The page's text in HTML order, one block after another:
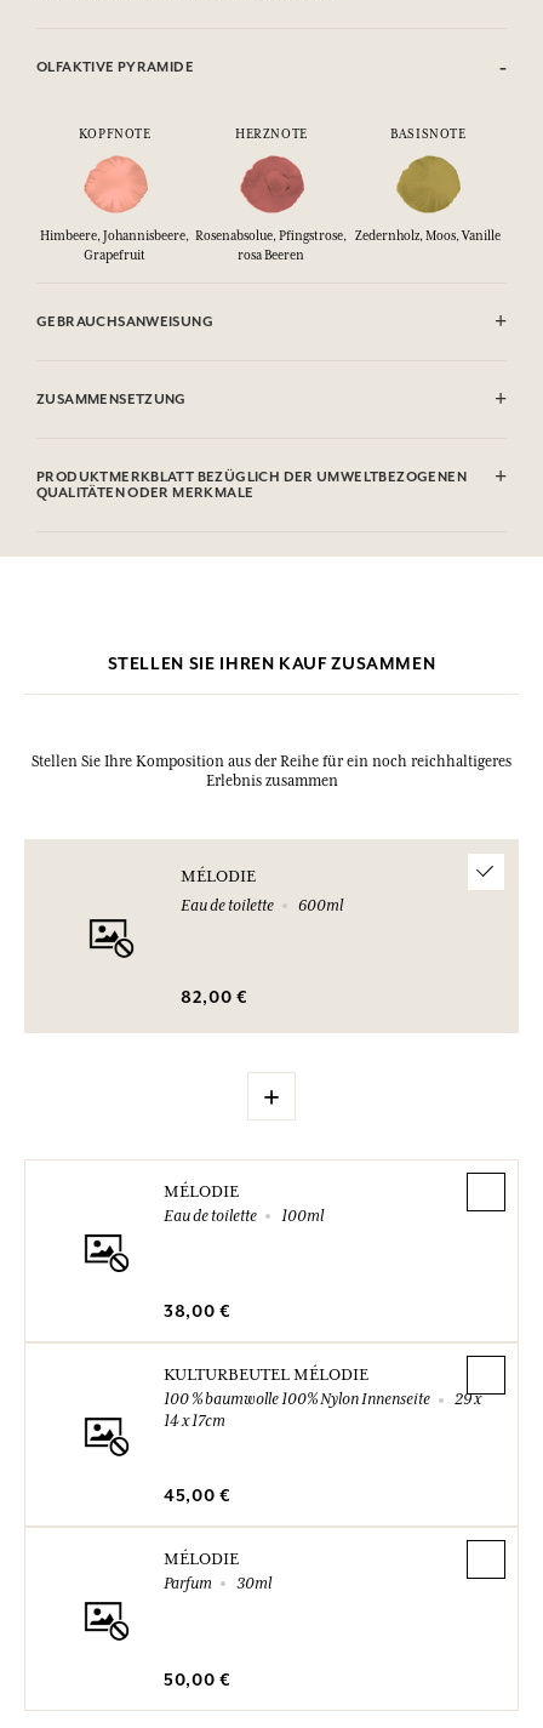
OLFAKTIVE PYRAMIDE
KOPFNOTE HERZNOTE BASISNOTE
Himbeere, Johannisbeere,
Grapefruit
Rosenabsolue, Pfingstrose,
rosa Beeren
Zedernholz, Moos, Vanille
GEBRAUCHSANWEISUNG
ZUSAMMENSETZUNG
Hydroxycitronellal, Citronellol, Limonene, Linalool, Geraniol, Citral
PRODUKTMERKBLATT BEZÜGLICH DER UMWELTBEZOGENEN
QUALITÄTEN ODER MERKMALE
Bitte konsultieren Sie die Umweltqualitäten oder -merkmale, indem
STELLEN SIE IHREN KAUF ZUSAMMEN
Stellen Sie Ihre Komposition aus der Reihe für ein noch reichhaltigeres
Erlebnis zusammen
MÉLODIE
Eau de toilette
600ml
82,00 €
+
MÉLODIE
Eau de toilette
100ml
38,00 €
KULTURBEUTEL MÉLODIE
100 % baumwolle 100% Nylon Innenseite
29 x
14 x 17cm
45,00 €
MÉLODIE
Parfum
30ml
50,00 €